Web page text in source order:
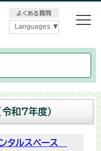
よくある質問
Languages
令和7年度）
タルスペース